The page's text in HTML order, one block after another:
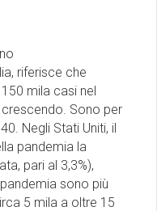
riferisce che
mila casi nel
Sono per
Negli Stati Uniti, il
pandemia la
pari al 3,3%),
sono più
5 mila a oltre 15